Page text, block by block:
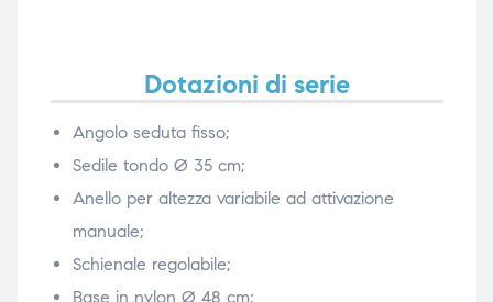
Dotazioni di serie
Angolo seduta fisso;
Sedile tondo Ø 35 cm;
Anello per altezza variabile ad attivazione
manuale;
Schienale regolabile;
Base in nylon Ø 48 cm;